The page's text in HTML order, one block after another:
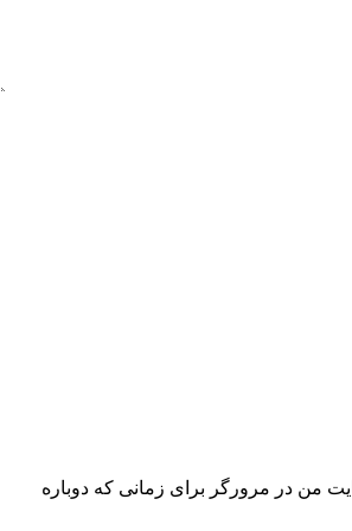
من در مرورگر برای زمانی که دوباره